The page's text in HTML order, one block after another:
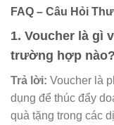
FAQ – Câu Hỏi
1. Voucher là gì
trường hợp nào?
Trả lời: Voucher là
dụng để thúc đẩy
quà tặng trong các